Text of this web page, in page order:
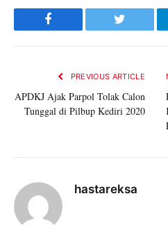
Facebook Twitter
PREVIOUS ARTICLE
APDKJ Ajak Parpol Tolak Calon
Tunggal di Pilbup Kediri 2020
hastareksa